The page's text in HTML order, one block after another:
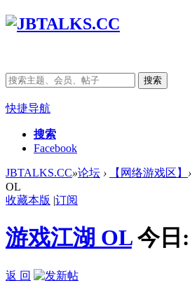
搜索
快捷导航
搜索
Facebook
JBTALKS.CC»论坛 › 【网络游戏区】 ›
OL
收藏本版 |订阅
游戏江湖 OL 今日:
返 回